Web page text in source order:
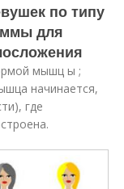
по типу
для
мышц ы ;
начинается,
где